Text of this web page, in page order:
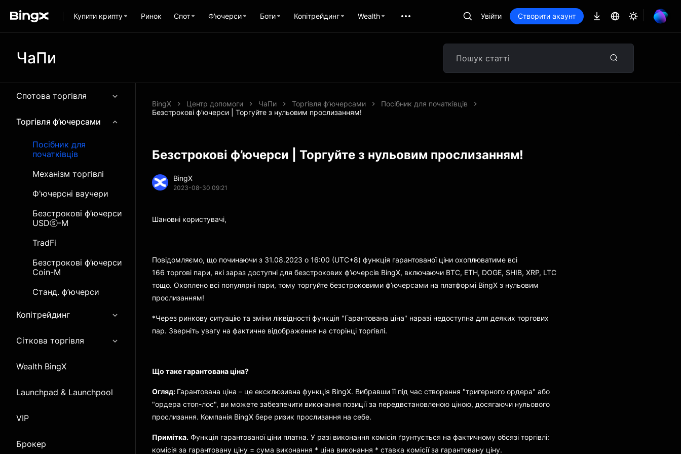
Купити крипту Ринок Спот Ф'ючерси Боти Копітрейдинг Wealth Увійти Створити акаунт
ЧаПи
Спотова торгівля
Торгівля ф’ючерсами
Посібник для
початківців
Механізм торгівлі
Ф'ючерсні ваучери
Безстрокові ф’ючерси
USDⓢ-M
TradFi
Безстрокові ф’ючерси
Coin-M
Станд. ф’ючерси
Копітрейдинг
Сіткова торгівля
Wealth BingX
Launchpad & Launchpool
VIP
Брокер
BingX Центр допомоги ЧаПи Торгівля ф’ючерсами
Посібник для початківців
Безстрокові ф’ючерси | Торгуйте з нульовим прослизанням!
Безстрокові ф’ючерси | Торгуйте з нульовим прослизанням!
BingX
2023-08-30 09:21
Шановні користувачі,
Повідомляємо, що починаючи з 31.08.2023 о 16:00 (UTC+8) функція гарантованої ціни охоплюватиме всі
166 торгові пари, які зараз доступні для безстрокових ф’ючерсів BingX, включаючи BTC, ETH, DOGE, SHIB, XRP, LTC
тощо. Охоплено всі популярні пари, тому торгуйте безстроковими ф’ючерсами на платформі BingX з нульовим
прослизанням!
*Через ринкову ситуацію та зміни ліквідності функція "Гарантована ціна" наразі недоступна для деяких торгових
пар. Зверніть увагу на фактичне відображення на сторінці торгівлі.
Що таке гарантована ціна?
Огляд: Гарантована ціна – це ексклюзивна функція BingX. Вибравши її під час створення "тригерного ордера" або
"ордера стоп-лос", ви можете забезпечити виконання позиції за передвстановленою ціною, досягаючи нульового
прослизання. Компанія BingX бере ризик прослизання на себе.
Примітка. Функція гарантованої ціни платна. У разі виконання комісія ґрунтується на фактичному обсязі торгівлі:
комісія за гарантовану ціну = сума виконання * ціна виконання * ставка комісії за гарантовану ціну.